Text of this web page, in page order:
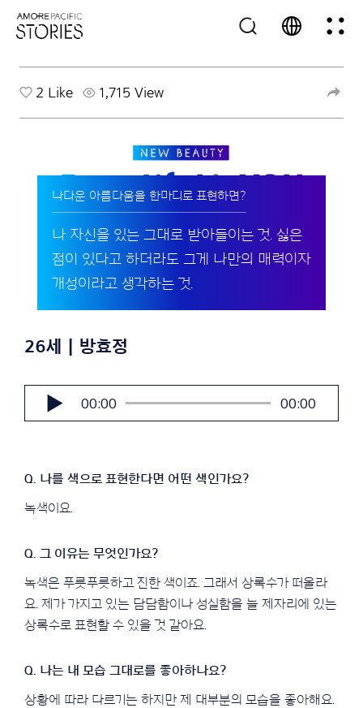
2 Like 1,715 View
나다운 아름다움을 한마디로 표현하면?
나 자신을 있는 그대로 받아들이는 것. 싫은
점이 있다고 하더라도 그게 나만의 매력이자
개성이라고 생각하는 것.
26세 | 방효정
이
00:00 00:00
녹색이요.
녹색은 푸릇푸릇하고 진한 색이죠. 그래서 상록수가 떠올라
요. 제가 가지고 있는 담담함이나 성실함을 늘 제자리에 있는
상록수로 표현할 수 있을 것 같아요.
상황에 따라 다르기는 하지만 제 대부분의 모습을 좋아해요.